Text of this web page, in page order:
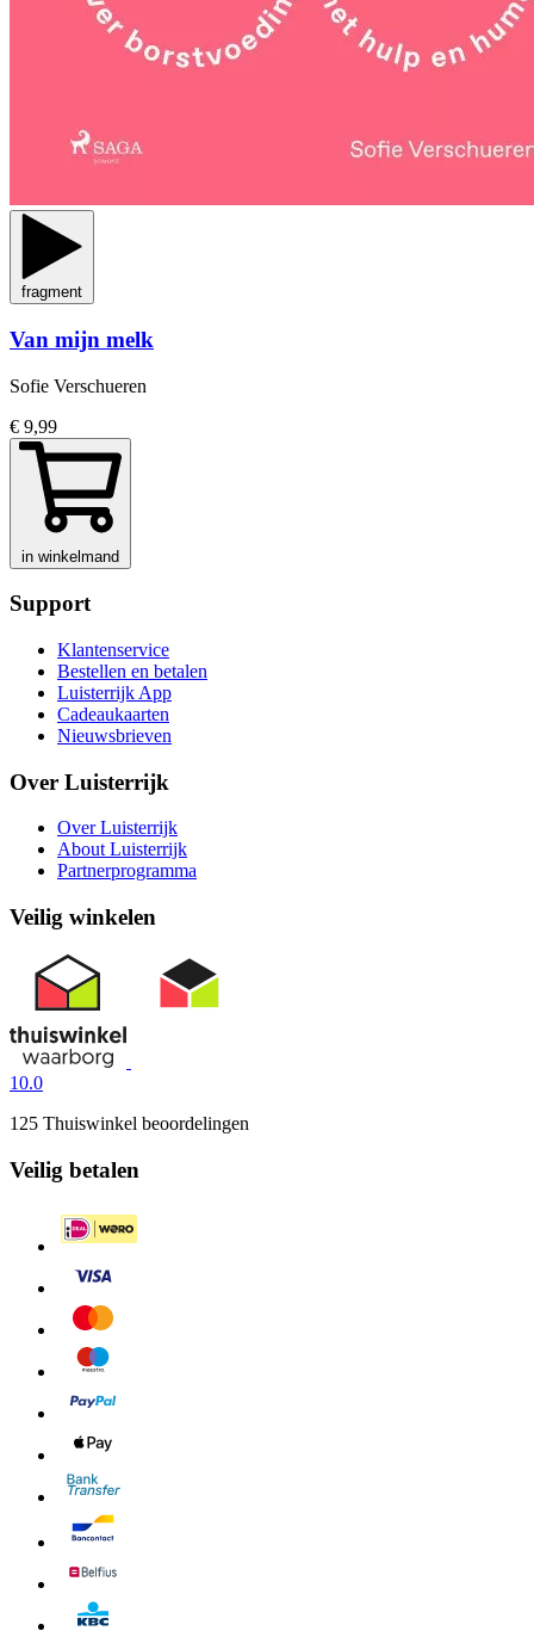
fragment
Van mijn melk
Sofie Verschueren
€ 9,99
in winkelmand
Support
Klantenservice
Bestellen en betalen
Luisterrijk App
Cadeaukaarten
Nieuwsbrieven
Over Luisterrijk
Over Luisterrijk
About Luisterrijk
Partnerprogramma
Veilig winkelen
10.0
125 Thuiswinkel beoordelingen
Veilig betalen